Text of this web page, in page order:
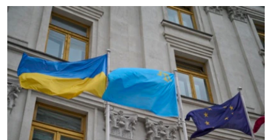
до
ІНТЕРВ'Ю
ВСЕ ЗА ДЕНЬ
СПЕЦПРОЕКТИ
ДЕПОРТАЦІЯ
ВІДЕОУРОКИ «ELIFBE»
СВІДЧЕННЯ ОКУПАЦІЇ
ЯК ОБІЙТИ БЛОКУВАННЯ
Русский
Qırımtatar